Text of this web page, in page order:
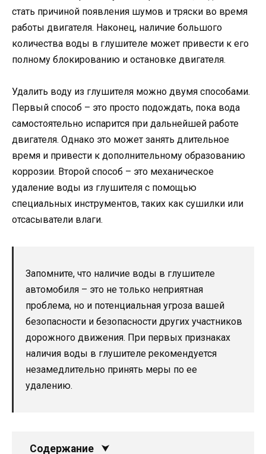
стать причиной появления шумов и тряски во время
работы двигателя. Наконец, наличие большого
количества воды в глушителе может привести к его
полному блокированию и остановке двигателя.
Удалить воду из глушителя можно двумя способами.
Первый способ – это просто подождать, пока вода
самостоятельно испарится при дальнейшей работе
двигателя. Однако это может занять длительное
время и привести к дополнительному образованию
коррозии. Второй способ – это механическое
удаление воды из глушителя с помощью
специальных инструментов, таких как сушилки или
отсасыватели влаги.
Запомните, что наличие воды в глушителе
автомобиля – это не только неприятная
проблема, но и потенциальная угроза вашей
безопасности и безопасности других участников
дорожного движения. При первых признаках
наличия воды в глушителе рекомендуется
незамедлительно принять меры по ее
удалению.
Содержание